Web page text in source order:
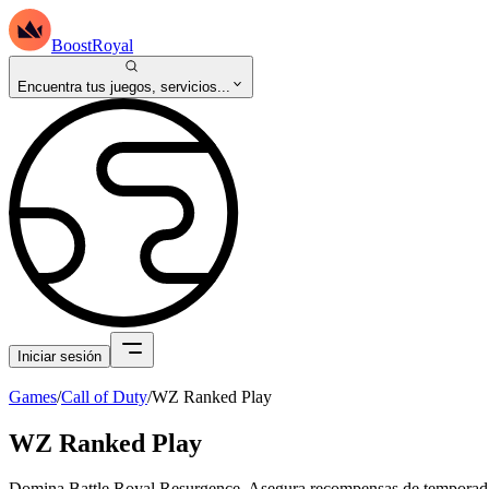
BoostRoyal
Encuentra tus juegos, servicios...
Iniciar sesión
Games/Call of Duty/WZ Ranked Play
WZ Ranked Play